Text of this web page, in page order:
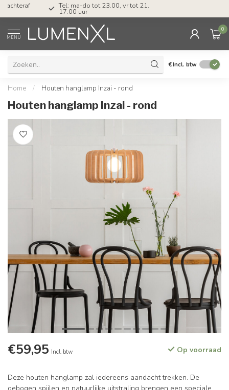
Tel: ma-do tot 23.00, vr tot 21.00, za tot
17.00 uur
MENU
0
€Incl. btw
Home / Houten hanglamp Inzai - rond
Houten hanglamp Inzai - rond
€59,95 Incl. btw Op voorraad
Deze houten hanglamp zal iedereens aandacht trekken. De